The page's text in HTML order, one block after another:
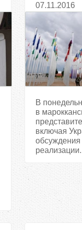
07.11.2016
В
в
включая